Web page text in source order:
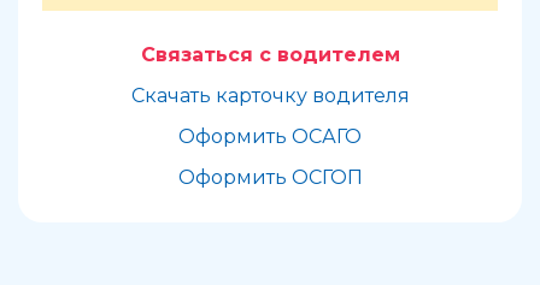
Связаться с водителем
Скачать карточку водителя
Оформить ОСАГО
Оформить ОСГОП